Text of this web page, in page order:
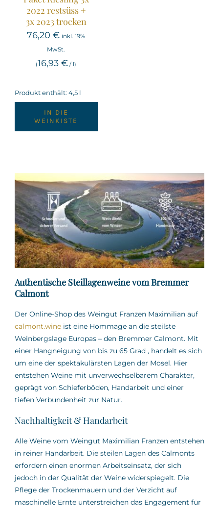
2022 restsüss +
3x 2023 trocken
76,20€ inkl. 19%
MwSt.
(16,93€ / l)
Produkt enthält: 4,5 l
IN DIE
WEINKISTE
Authentische Steillagenweine vom Bremmer
Calmont
Der Online-Shop des Weingut Franzen Maximilian auf
calmont.wineist eine Hommage an die steilste
Weinbergslage Europas – den Bremmer Calmont. Mit
einer Hangneigung von bis zu 65 Grad, handelt es sich
um eine der spektakulärsten Lagen der Mosel. Hier
entstehen Weine mit unverwechselbarem Charakter,
geprägt von Schieferböden, Handarbeit und einer
tiefen Verbundenheit zur Natur.
Nachhaltigkeit & Handarbeit
Alle Weine vom Weingut Maximilian Franzen entstehen
in reiner Handarbeit. Die steilen Lagen des Calmonts
erfordern einen enormen Arbeitseinsatz, der sich
jedoch in der Qualität der Weine widerspiegelt. Die
Pflege der Trockenmauern und der Verzicht auf
maschinelle Ernte unterstreichen das Engagement für